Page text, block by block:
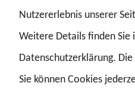
weiterentwickelt werden –
über Legislaturperioden
Verbindlichkeit und
Betroffene schützen“, meint
Nutzererlebnis unserer
Weitere Details finden Sie
Datenschutzerklärung.
Sie können Cookies